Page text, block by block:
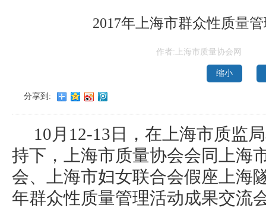
2017年上海市群众性质量
作者:上海市质量协会网
缩小
分享到:
10月12-13日，在上海市质监
持下，上海市质量协会会同上海
会、上海市妇女联合会假座上海
年群众性质量管理活动成果交流